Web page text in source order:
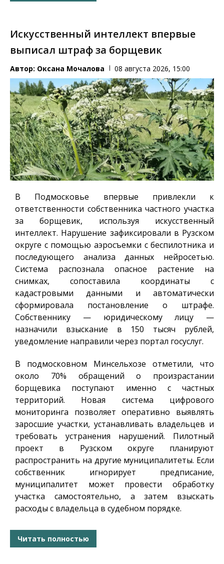
Искусственный интеллект впервые
выписал штраф за борщевик
Автор: Оксана Мочалова 08 августа 2026, 15:00
В Подмосковье впервые привлекли к
ответственности собственника частного участка
за борщевик, используя искусственный
интеллект. Нарушение зафиксировали в Рузском
округе с помощью аэросъемки с беспилотника и
последующего анализа данных нейросетью.
Система распознала опасное растение на
снимках, сопоставила координаты с
кадастровыми данными и автоматически
сформировала постановление о штрафе.
Собственнику — юридическому лицу —
назначили взыскание в 150 тысяч рублей,
уведомление направили через портал госуслуг.
В подмосковном Минсельхозе отметили, что
около 70% обращений о произрастании
борщевика поступают именно с частных
территорий. Новая система цифрового
мониторинга позволяет оперативно выявлять
заросшие участки, устанавливать владельцев и
требовать устранения нарушений. Пилотный
проект в Рузском округе планируют
распространить на другие муниципалитеты. Если
собственник игнорирует предписание,
муниципалитет может провести обработку
участка самостоятельно, а затем взыскать
расходы с владельца в судебном порядке.
Читать полностью